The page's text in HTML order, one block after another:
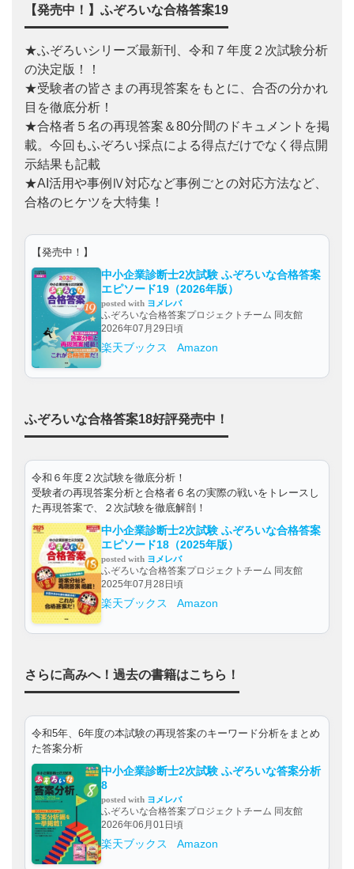
【発売中！】ふぞろいな合格答案19
★ふぞろいシリーズ最新刊、令和７年度２次試験分析
の決定版！！
★受験者の皆さまの再現答案をもとに、合否の分かれ
目を徹底分析！
★合格者５名の再現答案＆80分間のドキュメントを掲
載。今回もふぞろい採点による得点だけでなく得点開
示結果も記載
★AI活用や事例Ⅳ対応など事例ごとの対応方法など、
合格のヒケツを大特集！
【発売中！】
中小企業診断士2次試験 ふぞろいな合格答案
エピソード19（2026年版）
posted with ヨメレバ
ふぞろいな合格答案プロジェクトチーム 同友館
2026年07月29日頃
楽天ブックス Amazon
ふぞろいな合格答案18好評発売中！
令和６年度２次試験を徹底分析！
受験者の再現答案分析と合格者６名の実際の戦いをトレースし
た再現答案で、２次試験を徹底解剖！
中小企業診断士2次試験 ふぞろいな合格答案
エピソード18（2025年版）
posted with ヨメレバ
ふぞろいな合格答案プロジェクトチーム 同友館
2025年07月28日頃
楽天ブックス Amazon
さらに高みへ！過去の書籍はこちら！
令和5年、6年度の本試験の再現答案のキーワード分析をまとめ
た答案分析
中小企業診断士2次試験 ふぞろいな答案分析
8
posted with ヨメレバ
ふぞろいな合格答案プロジェクトチーム 同友館
2026年06月01日頃
楽天ブックス Amazon